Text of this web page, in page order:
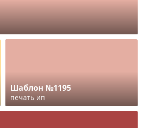
Шаблон №1195
печать ип